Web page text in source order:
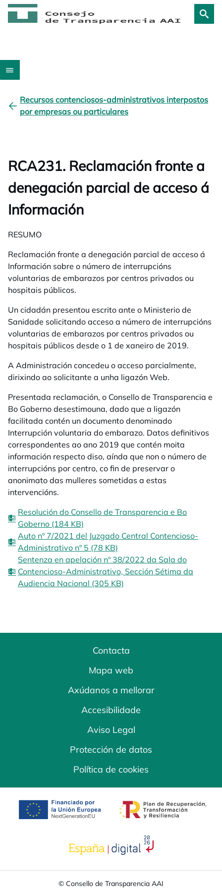
Recursos contenciosos-administrativos interpostos
por empresas ou particulares
RCA231. Reclamación fronte a
denegación parcial de acceso á
Información
RESUMO
Reclamación fronte a denegación parcial de acceso á
Información sobre o número de interrupcións
voluntarias de embarazos por centros privados ou
hospitais públicos.
Un cidadán presentou escrito ante o Ministerio de
Sanidade solicitando acceso a número de interrupcións
voluntarias de embarazos por centros privados ou
hospitais públicos desde o 1 de xaneiro de 2019.
A Administración concedeu o acceso parcialmente,
dirixindo ao solicitante a unha ligazón Web.
Presentada reclamación, o Consello de Transparencia e
Bo Goberno desestimouna, dado que a ligazón
facilitada contén un documento denominado
Interrupción voluntaria do embarazo. Datos definitivos
correspondentes ao ano 2019 que contén moita
información respecto diso, aínda que non o número de
interrupcións por centro, co fin de preservar o
anonimato das mulleres sometidas a estas
intervencións.
Resolución do Consello de Transparencia e Bo
Goberno (184 KB)
Auto nº 7/2021 del Juzgado Central Contencioso-
Administrativo nº 5 (78 KB)
Sentenza en apelación nº 38/2022 da Sala do
Contencioso-Administrativo, Sección Sétima da
Audiencia Nacional (305 KB)
Contacta
Mapa web
Axúdanos a mellorar
Accesibilidade
Aviso Legal
Protección de datos
Política de cookies
opens in a new tab opens in a new
opens in a new tab
© Consello de Transparencia AAI